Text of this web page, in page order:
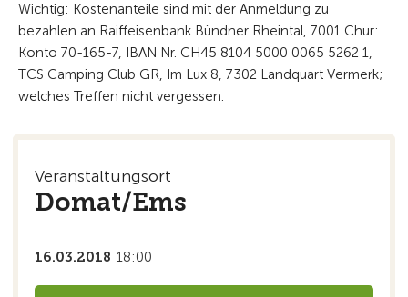
Wichtig: Kostenanteile sind mit der Anmeldung zu
bezahlen an Raiffeisenbank Bündner Rheintal, 7001 Chur:
Konto 70-165-7, IBAN Nr. CH45 8104 5000 0065 5262 1,
TCS Camping Club GR, Im Lux 8, 7302 Landquart Vermerk;
welches Treffen nicht vergessen.
Veranstaltungsort
Domat/Ems
16.03.2018 18:00